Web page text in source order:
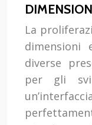
La
dimensioni
diverse
per gli